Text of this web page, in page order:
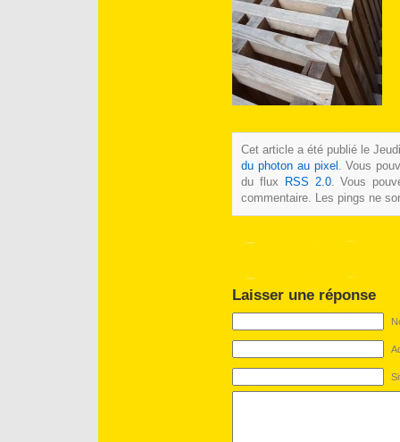
Cet article a été publié le
du photon au pixel . Vous
du flux RSS 2.0. Vous
commentaire. Les pings ne
Laisser une réponse